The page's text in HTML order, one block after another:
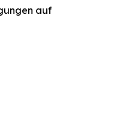
auf